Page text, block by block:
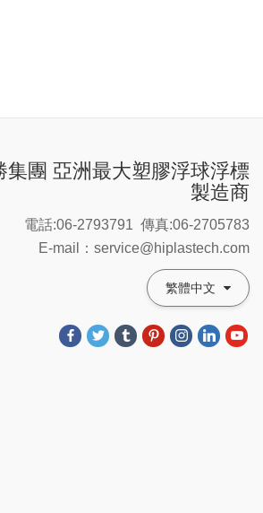
集團 亞洲最大塑膠浮球浮標
製造商
電話:06-2793791 傳真:06-2705783
E-mail：service@hiplastech.com
繁體中文